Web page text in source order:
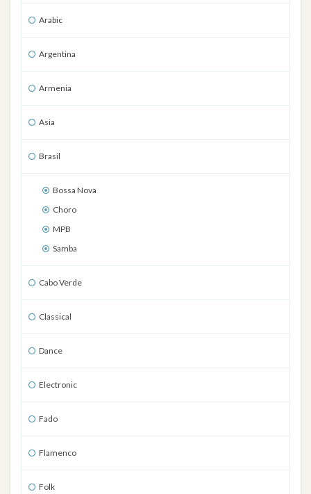
Arabic
Argentina
Armenia
Asia
Brasil
Bossa Nova
Choro
MPB
Samba
Cabo Verde
Classical
Dance
Electronic
Fado
Flamenco
Folk